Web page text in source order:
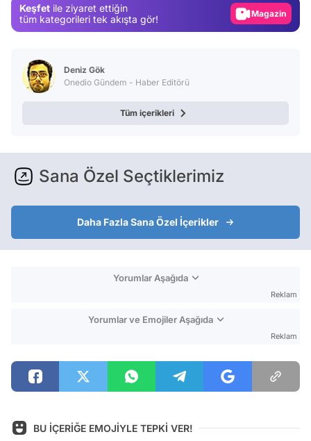
Keşfet ile ziyaret ettiğin
tüm kategorileri tek akışta gör!
Magazin
Deniz Gök
Onedio Gündem - Haber Editörü
Tüm içerikleri
Sana Özel Seçtiklerimiz
Daha Fazla Sana Özel İçerikler
Yorumlar Aşağıda
Reklam
Yorumlar ve Emojiler Aşağıda
Reklam
BU İÇERİĞE EMOJİYLE TEPKİ VER!